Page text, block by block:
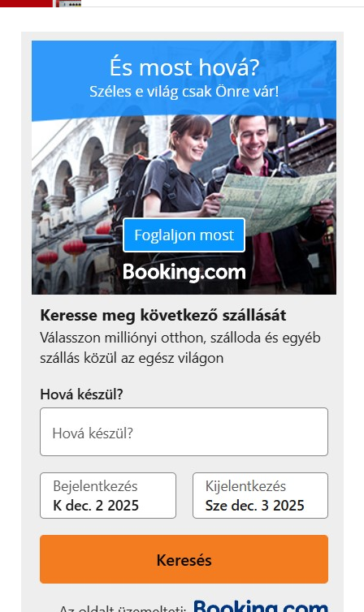
számos célra
használható. Ráadásul
költséghatékony, segítve
ezzel ügyfeleinket az
adott projekt
költségeinek
optimalizálásában.
Büszkék vagyunk arra,
hogy folyamatos
erőfeszítéseink
eredményeként a piaci
igényeknek megfelelő,
kiváló minőségű
termékeket
– mondta el Hargita Péter, a Schneider Electric
További friss híreket talál a Technokratafőoldalán!
Csatlakozzon hozzánk aFacebookonis!